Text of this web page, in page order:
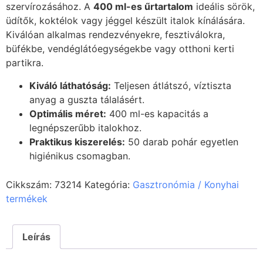
szervírozásához. A 400 ml-es űrtartalom ideális sörök,
üdítők, koktélok vagy jéggel készült italok kínálására.
Kiválóan alkalmas rendezvényekre, fesztiválokra,
büfékbe, vendéglátóegységekbe vagy otthoni kerti
partikra.
Kiváló láthatóság: Teljesen átlátszó, víztiszta
anyag a guszta tálalásért.
Optimális méret: 400 ml-es kapacitás a
legnépszerűbb italokhoz.
Praktikus kiszerelés: 50 darab pohár egyetlen
higiénikus csomagban.
Cikkszám: 73214 Kategória: Gasztronómia / Konyhai
termékek
Leírás